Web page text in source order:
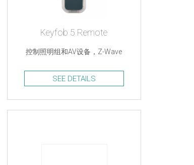
Keyfob 5 Remote
控制照明组和AV设备，Z-Wave
SEE DETAILS